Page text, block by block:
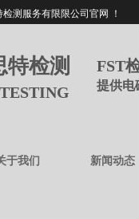
测服务有限限公司官网 ！
特检测 FST
提供电
于我们 新闻动态